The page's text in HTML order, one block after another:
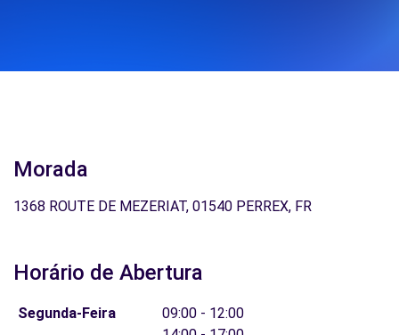
Morada
1368 ROUTE DE MEZERIAT, 01540 PERREX, FR
Horário de Abertura
Segunda-Feira
09:00 - 12:00